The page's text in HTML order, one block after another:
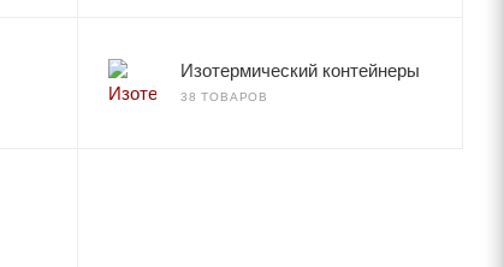
Изотермический контейнеры
38 ТОВАРОВ